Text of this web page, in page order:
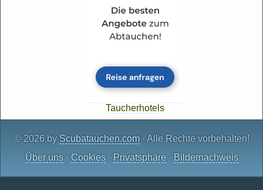
Taucherhotels
© 2026 by Scubatauchen.com· Alle Rechte vorbehalten!
Über uns· Cookies· Privatsphäre· Bildernachweis